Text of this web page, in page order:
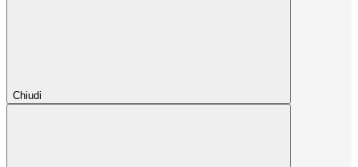
Chiudi